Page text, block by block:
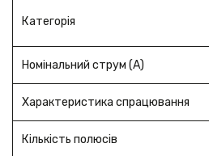
Категорія
Номінальний струм (A)
Характеристика спрацювання
Кількість полюсів